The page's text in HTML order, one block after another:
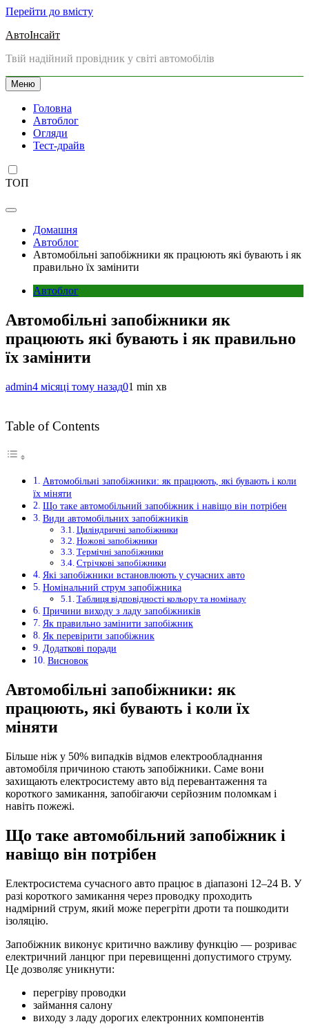
Перейти до вмісту
АвтоІнсайт
Твій надійний провідник у світі автомобілів
Меню
Головна
Автоблог
Огляди
Тест-драйв
ТОП
Домашня
Автоблог
Автомобільні запобіжники як працюють які бувають і як
правильно їх замінити
Автоблог
Автомобільні запобіжники як
працюють які бувають і як правильно
їх замінити
admin4 місяці тому назад01 min хв
Table of Contents
Автомобільні запобіжники: як працюють, які бувають і коли
їх міняти
Що таке автомобільний запобіжник і навіщо він потрібен
Види автомобільних запобіжників
Циліндричні запобіжники
Ножові запобіжники
Термічні запобіжники
Стрічкові запобіжники
Які запобіжники встановлюють у сучасних авто
Номінальний струм запобіжника
Таблиця відповідності кольору та номіналу
Причини виходу з ладу запобіжників
Як правильно замінити запобіжник
Як перевірити запобіжник
Додаткові поради
Висновок
Автомобільні запобіжники: як
працюють, які бувають і коли їх
міняти
Більше ніж у 50% випадків відмов електрообладнання
автомобіля причиною стають запобіжники. Саме вони
захищають електросистему авто від перевантаження та
короткого замикання, запобігаючи серйозним поломкам і
навіть пожежі.
Що таке автомобільний запобіжник і
навіщо він потрібен
Електросистема сучасного авто працює в діапазоні 12–24 В. У
разі короткого замикання через проводку проходить
надмірний струм, який може перегріти дроти та пошкодити
ізоляцію.
Запобіжник виконує критично важливу функцію — розриває
електричний ланцюг при перевищенні допустимого струму.
Це дозволяє уникнути:
перегріву проводки
займання салону
виходу з ладу дорогих електронних компонентів